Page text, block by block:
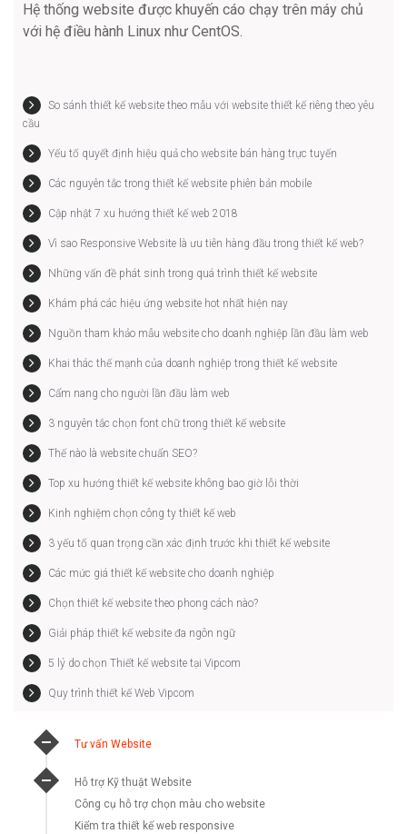
Hệ thống website được khuyến cáo chạy trên máy chủ
với hệ điều hành Linux như CentOS.
So sánh thiết kế website theo mẫu với website thiết kế riêng theo yêu
cầu
Yếu tố quyết định hiệu quả cho website bán hàng trực tuyến
Các nguyên tắc trong thiết kế website phiên bản mobile
Cập nhật 7 xu hướng thiết kế web 2018
Vì sao Responsive Website là ưu tiên hàng đầu trong thiết kế web?
Những vấn đề phát sinh trong quá trình thiết kế website
Khám phá các hiệu ứng website hot nhất hiện nay
Nguồn tham khảo mẫu website cho doanh nghiệp lần đầu làm web
Khai thác thế mạnh của doanh nghiệp trong thiết kế website
Cẩm nang cho người lần đầu làm web
3 nguyên tắc chọn font chữ trong thiết kế website
Thế nào là website chuẩn SEO?
Top xu hướng thiết kế website không bao giờ lỗi thời
Kinh nghiệm chọn công ty thiết kế web
3 yếu tố quan trọng cần xác định trước khi thiết kế website
Các mức giá thiết kế website cho doanh nghiệp
Chọn thiết kế website theo phong cách nào?
Giải pháp thiết kế website đa ngôn ngữ
5 lý do chọn Thiết kế website tại Vipcom
Quy trình thiết kế Web Vipcom
Tư vấn Website
Hỗ trợ Kỹ thuật Website
Công cụ hỗ trợ chọn màu cho website
Kiểm tra thiết kế web responsive